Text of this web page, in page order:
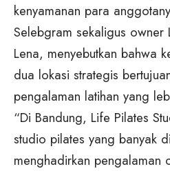
kenyamanan para
Selebgram sekaligus owner
Lena, menyebutkan bahwa
dua lokasi strategis
pengalaman latihan yang
“Di Bandung, Life Pilates
studio pilates yang banyak
menghadirkan pengalaman